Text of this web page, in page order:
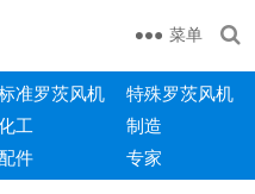
菜单
准罗茨风机
特殊罗茨风机
工
制造
件 专家